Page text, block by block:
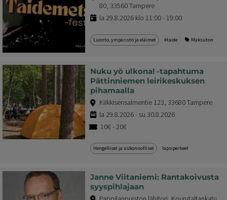
80, 33560 Tampere
la 29.8.2026 klo 11:00 - 19:00
Luonto, ympäristö ja eläimet #taide Maksuton
Nuku yö ulkona! -tapahtuma
Pättinniemen leirikeskuksen
pihamaalla
Kiikkisensalmentie 123, 33680 Tampere
la 29.8.2026 - su 30.8.2026
10€ - 20€
Hengelliset ja uskonnolliset lapsiperheet
Janne Viitaniemi: Rantakoivusta
syyspihlajaan